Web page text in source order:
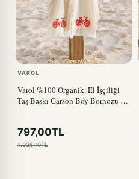
VAROL
Varol %100 Organik, El İşçiliği
Taş Baskı Garson Boy Bornozu -
797,00TL
1.036,10TL